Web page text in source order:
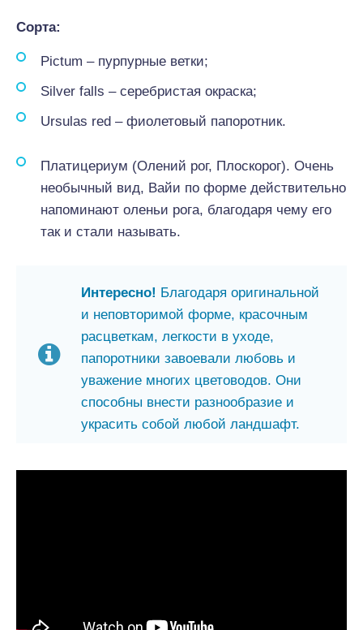
Сорта:
Pictum – пурпурные ветки;
Silver falls – cеребристая окраска;
Ursulas red – фиолетовый папоротник.
Платицериум (Олений рог, Плоскорог). Очень
необычный вид, Вайи по форме действительно
напоминают оленьи рога, благодаря чему его
так и стали называть.
Интересно! Благодаря оригинальной
и неповторимой форме, красочным
расцветкам, легкости в уходе,
папоротники завоевали любовь и
уважение многих цветоводов. Они
способны внести разнообразие и
украсить собой любой ландшафт.